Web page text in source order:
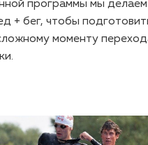
программы мы
+ бег, чтобы
моменту